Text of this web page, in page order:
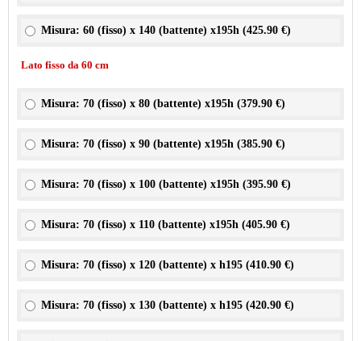
Misura: 60 (fisso) x 140 (battente) x195h (425.90 €)
Lato fisso da 60 cm
Misura: 70 (fisso) x 80 (battente) x195h (379.90 €)
Misura: 70 (fisso) x 90 (battente) x195h (385.90 €)
Misura: 70 (fisso) x 100 (battente) x195h (395.90 €)
Misura: 70 (fisso) x 110 (battente) x195h (405.90 €)
Misura: 70 (fisso) x 120 (battente) x h195 (410.90 €)
Misura: 70 (fisso) x 130 (battente) x h195 (420.90 €)